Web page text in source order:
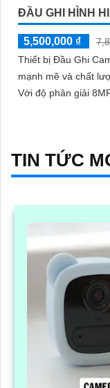
ĐẦU GHI HÌNH
5,500,000 ₫
Thiết bị Đầu Ghi
mạnh mẽ và chất
Với độ phân giải
TIN TỨC